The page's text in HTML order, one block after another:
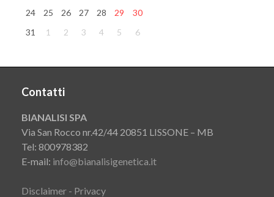
24
25 26 27 28 29
30
31
1 2 3 4 5 6
Contatti
BIANALISI SPA
Via San Rocco nr.42/44 20851 LISSONE – MB
Tel: 800978382
E-mail: info@bianalisigenetica.it
Disclaimer - Privacy